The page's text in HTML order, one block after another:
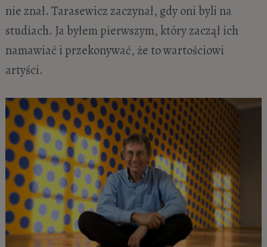
nie znał. Tarasewicz zaczynał, gdy oni byli na
studiach. Ja byłem pierwszym, który zaczął ich
namawiać i przekonywać, że to wartościowi
artyści.